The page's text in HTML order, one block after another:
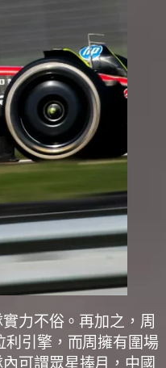
力不俗。再加之，周
利引擎，而周擁有圍場
可謂眾星捧月，中國